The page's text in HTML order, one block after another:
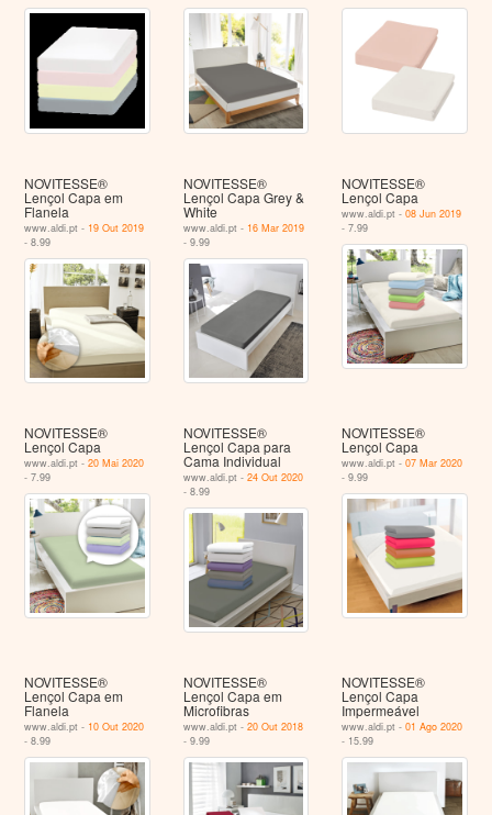
NOVITESSE®
Lençol Capa em
Flanela
www.aldi.pt - 19 Out 2019
- 8.99
NOVITESSE®
Lençol Capa Grey &
White
www.aldi.pt - 16 Mar 2019
- 9.99
NOVITESSE®
Lençol Capa
www.aldi.pt -08 Jun 2019
- 7.99
NOVITESSE®
Lençol Capa
www.aldi.pt -20 Mai 2020
- 7.99
NOVITESSE®
Lençol Capa para
Cama Individual
www.aldi.pt - 24 Out 2020
- 8.99
NOVITESSE®
Lençol Capa
www.aldi.pt -07 Mar 2020
- 9.99
NOVITESSE®
Lençol Capa em
Flanela
www.aldi.pt - 10 Out 2020
- 8.99
NOVITESSE®
Lençol Capa em
Microfibras
www.aldi.pt - 20 Out 2018
- 9.99
NOVITESSE®
Lençol Capa
Impermeável
www.aldi.pt -01 Ago 2020
- 15.99